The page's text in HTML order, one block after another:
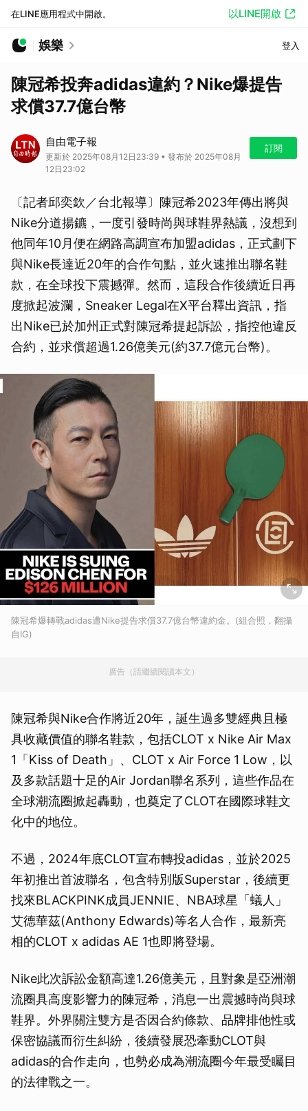
在LINE應用程式中開啟。 以LINE開啟
娛樂 登入
陳冠希投奔adidas違約？Nike爆提告
求償37.7億台幣
自由電子報
更新於 2025年08月12日23:39 • 發布於 2025年08月
12日23:02
訂閱
〔記者邱奕欽／台北報導〕陳冠希2023年傳出將與
Nike分道揚鑣，一度引發時尚與球鞋界熱議，沒想到
他同年10月便在網路高調宣布加盟adidas，正式劃下
與Nike長達近20年的合作句點，並火速推出聯名鞋
款，在全球投下震撼彈。然而，這段合作後續近日再
度掀起波瀾，Sneaker Legal在X平台釋出資訊，指
出Nike已於加州正式對陳冠希提起訴訟，指控他違反
合約，並求償超過1.26億美元(約37.7億元台幣)。
陳冠希爆轉戰adidas遭Nike提告求償37.7億台幣違約金。(組合照，翻攝
自IG)
廣告（請繼續閱讀本文）
陳冠希與Nike合作將近20年，誕生過多雙經典且極
具收藏價值的聯名鞋款，包括CLOT x Nike Air Max
1「Kiss of Death」、CLOT x Air Force 1 Low，以
及多款話題十足的Air Jordan聯名系列，這些作品在
全球潮流圈掀起轟動，也奠定了CLOT在國際球鞋文
化中的地位。
不過，2024年底CLOT宣布轉投adidas，並於2025
年初推出首波聯名，包含特別版Superstar，後續更
找來BLACKPINK成員JENNIE、NBA球星「蟻人」
艾德華茲(Anthony Edwards)等名人合作，最新亮
相的CLOT x adidas AE 1也即將登場。
Nike此次訴訟金額高達1.26億美元，且對象是亞洲潮
流圈具高度影響力的陳冠希，消息一出震撼時尚與球
鞋界。外界關注雙方是否因合約條款、品牌排他性或
保密協議而衍生糾紛，後續發展恐牽動CLOT與
adidas的合作走向，也勢必成為潮流圈今年最受矚目
的法律戰之一。